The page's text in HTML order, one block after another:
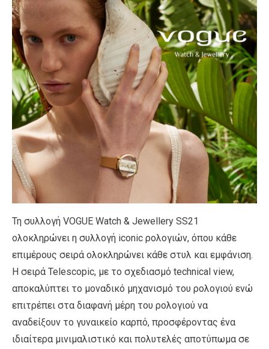
Τη συλλογή VOGUE Watch & Jewellery SS21
ολοκληρώνει η συλλογή iconic ρολογιών, όπου κάθε
επιμέρους σειρά ολοκληρώνει κάθε στυλ και εμφάνιση.
Η σειρά Telescopic, με το σχεδιασμό technical view,
αποκαλύπτει το μοναδικό μηχανισμό του ρολογιού ενώ
επιτρέπει στα διαφανή μέρη του ρολογιού να
αναδείξουν το γυναικείο καρπό, προσφέροντας ένα
ιδιαίτερα μινιμαλιστικό και πολυτελές αποτύπωμα σε